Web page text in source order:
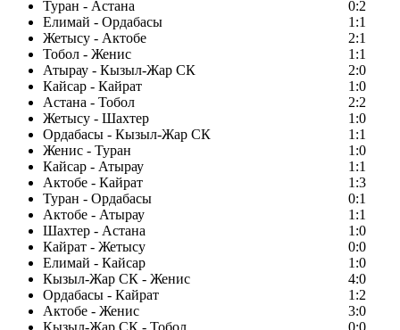
Туран - Астана
0:2
Елимай - Ордабасы
1:1
Жетысу - Актобе
2:1
Тобол - Женис
1:1
Атырау - Кызыл-Жар СК
2:0
Кайсар - Кайрат
1:0
Астана - Тобол
2:2
Жетысу - Шахтер
1:0
Ордабасы - Кызыл-Жар СК
1:1
Женис - Туран
1:0
Кайсар - Атырау
1:1
Актобе - Кайрат
1:3
Туран - Ордабасы
0:1
Актобе - Атырау
1:1
Шахтер - Астана
1:0
Кайрат - Жетысу
0:0
Елимай - Кайсар
1:0
Кызыл-Жар СК - Женис
4:0
Ордабасы - Кайрат
1:2
Актобе - Женис
3:0